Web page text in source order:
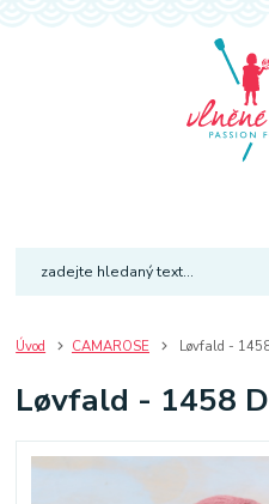
Úvod CAMAROSE Løvfald -
Løvfald - 1458